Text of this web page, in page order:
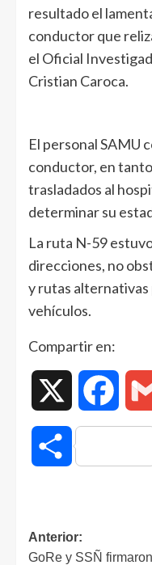
resultado el
conductor que
el Oficial
Cristian Caroca.
El personal SAMU
conductor, en
trasladados al
determinar su
La ruta N-59
direcciones, no
y rutas alternativas
vehículos.
Compartir en:
Compartir
Anterior:
GoRe y SSÑ